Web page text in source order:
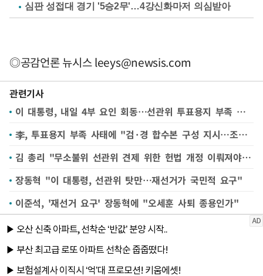
심판 성접대 경기 '5승2무'…4강신화마저 의심받아
◎공감언론 뉴시스leeys@newsis.com
관련기사
이 대통령, 내일 4부 요인 회동…선관위 투표용지 부족 사태 논의
李, 투표용지 부족 사태에 "검·경 합수본 구성 지시…조속히 국정조사 추진해달라"
김 총리 "무소불위 선관위 견제 위한 헌법 개정 이뤄져야"(종합)
장동혁 "이 대통령, 선관위 탓만…재선거가 국민적 요구"
이준석, '재선거 요구' 장동혁에 "오세훈 사퇴 종용인가"